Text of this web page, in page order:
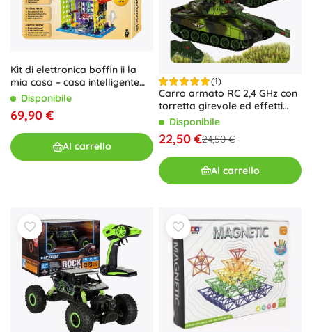
Kit di elettronica boffin ii la
mia casa – casa intelligente
per bambini
Disponibile
69,90 €
Al carrello
(1)
Carro armato RC 2,4 GHz con
torretta girevole ed effetti
luminosi – mimetica forestale
Disponibile
22,50 €24,50 €
Al carrello